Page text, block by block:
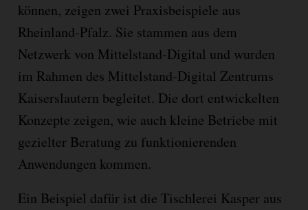
können, zeigen zwei Praxisbeispiele aus
Rheinland-Pfalz. Sie stammen aus dem
Netzwerk von Mittelstand-Digital und wurden
im Rahmen des Mittelstand-Digital Zentrums
Kaiserslautern begleitet. Die dort entwickelten
Konzepte zeigen, wie auch kleine Betriebe mit
gezielter Beratung zu funktionierenden
Anwendungen kommen.
Ein Beispiel dafür ist die Tischlerei Kasper aus